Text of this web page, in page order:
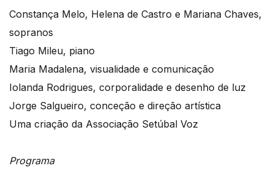
Constança Melo, Helena de Castro e Mariana Chaves,
sopranos
Tiago Mileu, piano
Maria Madalena, visualidade e comunicação
Iolanda Rodrigues, corporalidade e desenho de luz
Jorge Salgueiro, conceção e direção artística
Uma criação da Associação Setúbal Voz
Programa